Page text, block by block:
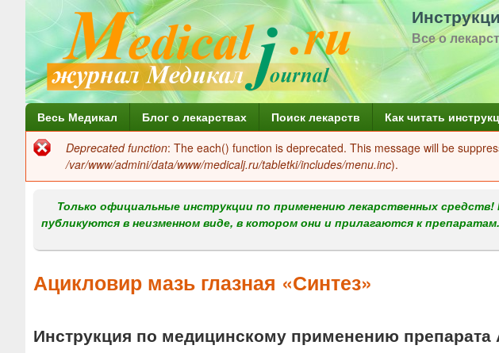
к
Все о
Г
л
н
м
н
Весь Медикал Блог о лекарствах Поиск лекарств Как читать
Сообщение
об
ошибке
Deprecated function: The each() function is deprecated. This message will be
/var/www/admini/data/www/medicalj.ru/tabletki/includes/menu.inc).
Только официальные инструкции по применению лекарственных
публикуются в неизменном виде, в котором они и прилагаются к препаратам.
Ацикловир мазь глазная «Синтез»
Инструкция по медицинскому применению препарата